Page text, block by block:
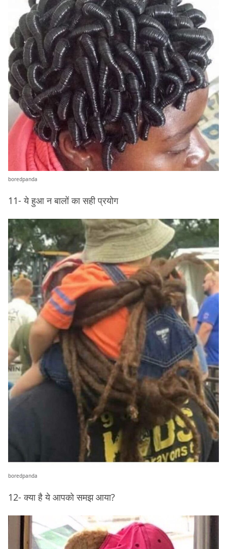
boredpanda
11- ये हुआ न बालों का सही प्रयोग
boredpanda
12- क्या है ये आपको समझ आया?